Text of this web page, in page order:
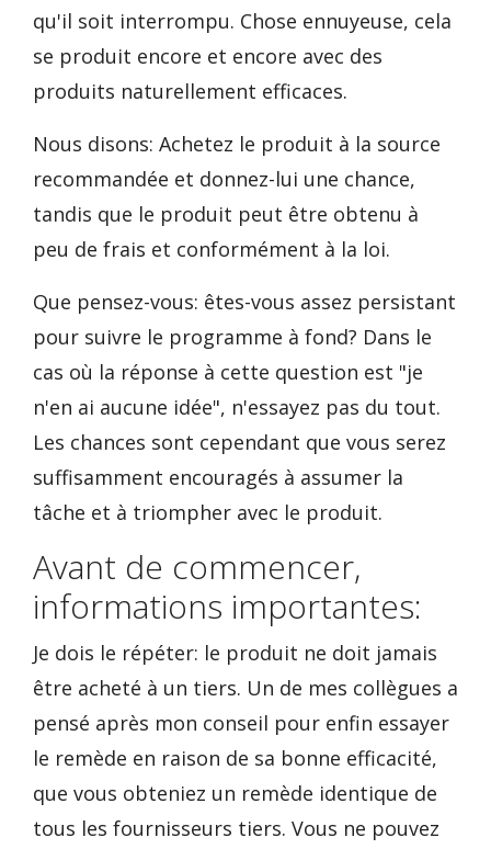
qu'il soit interrompu. Chose ennuyeuse, cela
se produit encore et encore avec des
produits naturellement efficaces.
Nous disons: Achetez le produit à la source
recommandée et donnez-lui une chance,
tandis que le produit peut être obtenu à
peu de frais et conformément à la loi.
Que pensez-vous: êtes-vous assez persistant
pour suivre le programme à fond? Dans le
cas où la réponse à cette question est "je
n'en ai aucune idée", n'essayez pas du tout.
Les chances sont cependant que vous serez
suffisamment encouragés à assumer la
tâche et à triompher avec le produit.
Avant de commencer,
informations importantes:
Je dois le répéter: le produit ne doit jamais
être acheté à un tiers. Un de mes collègues a
pensé après mon conseil pour enfin essayer
le remède en raison de sa bonne efficacité,
que vous obteniez un remède identique de
tous les fournisseurs tiers. Vous ne pouvez